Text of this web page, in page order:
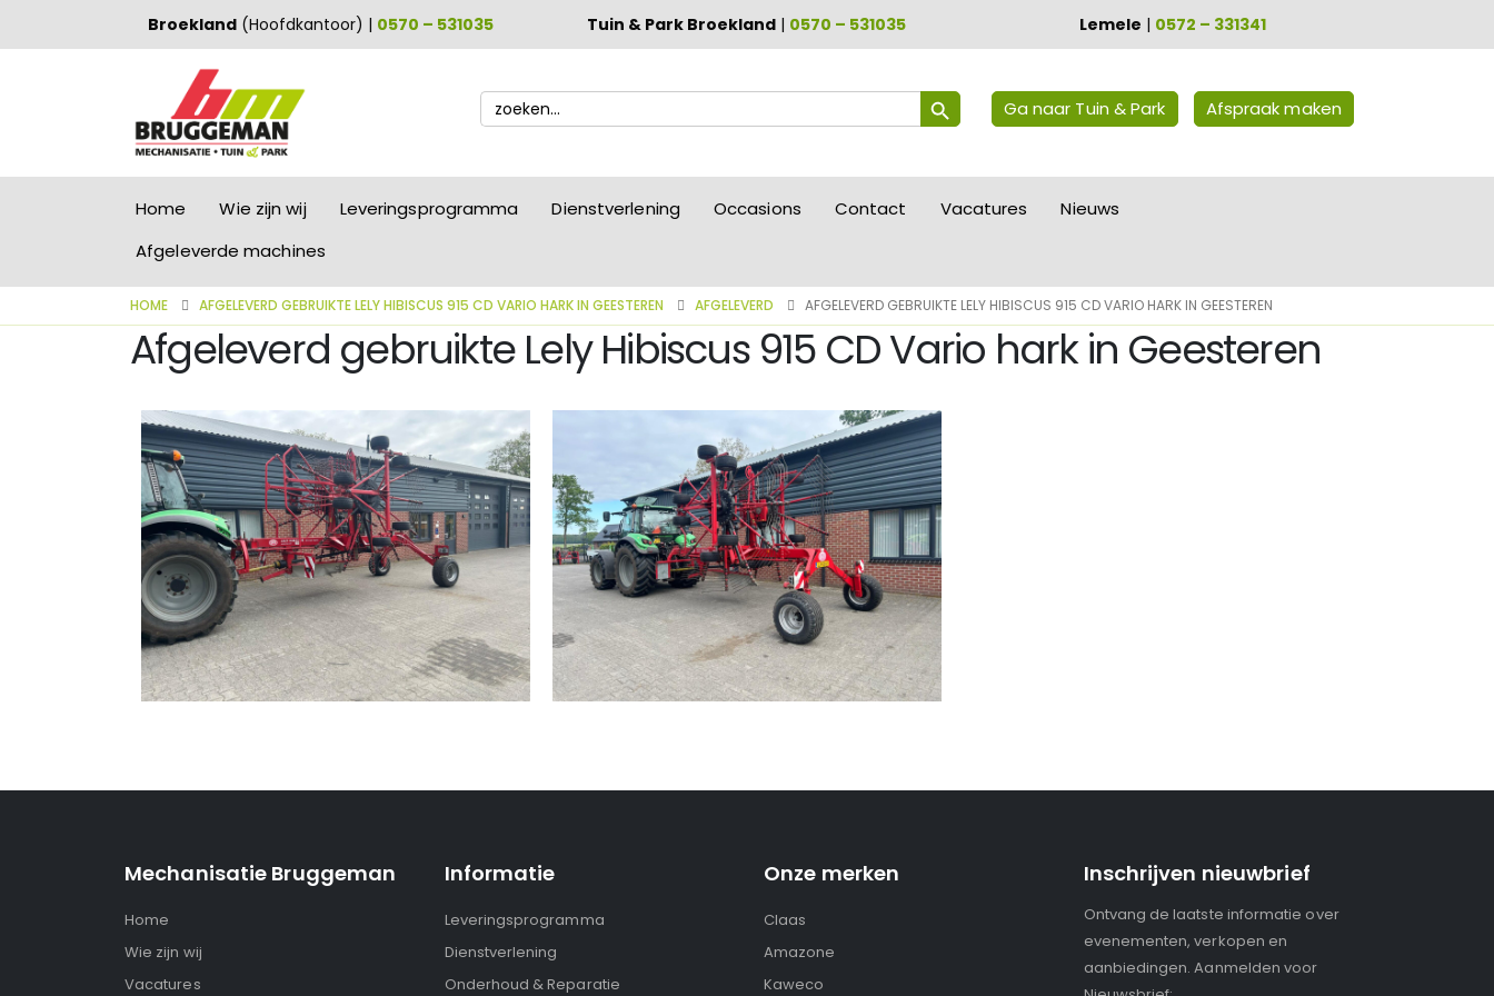
Broekland (Hoofdkantoor) | 0570 – 531035 Tuin & Park Broekland | 0570 – 531035 Lemele | 0572 – 331341
Zoek
naar:
Zoekknop
Ga naar Tuin & Park Afspraak maken
Home Wie zijn wij Leveringsprogramma Dienstverlening Occasions Contact Vacatures
Nieuws
Afgeleverde machines
HOME AFGELEVERD GEBRUIKTE LELY HIBISCUS 915 CD VARIO HARK IN GEESTEREN AFGELEVERD AFGELEVERD GEBRUIKTE LELY HIBISCUS 915 CD VARIO HARK IN GEESTEREN
Afgeleverd gebruikte Lely Hibiscus 915 CD Vario hark in Geesteren
Mechanisatie Bruggeman
Home
Wie zijn wij
Vacatures
Informatie
Leveringsprogramma
Dienstverlening
Onderhoud & Reparatie
Onze merken
Claas
Amazone
Kaweco
Inschrijven nieuwbrief
Ontvang de laatste informatie over
evenementen, verkopen en
aanbiedingen. Aanmelden voor